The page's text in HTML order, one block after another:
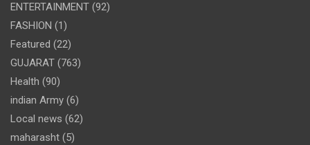
ENTERTAINMENT (92)
FASHION (1)
Featured (22)
GUJARAT (763)
Health (90)
indian Army (6)
Local news (62)
maharasht (5)